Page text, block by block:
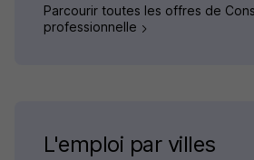
Parcourir toutes les offres de
professionnelle
L'emploi par villes